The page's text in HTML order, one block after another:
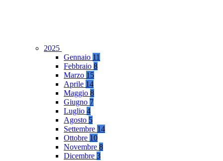
2025
Gennaio 11
Febbraio 8
Marzo 15
Aprile 14
Maggio 8
Giugno 7
Luglio 4
Agosto 5
Settembre 14
Ottobre 10
Novembre 8
Dicembre 3